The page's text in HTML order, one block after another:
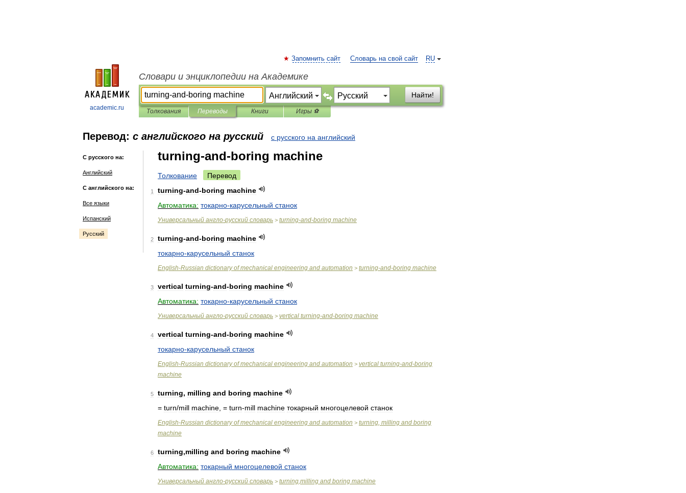
academic.ru
RU
Запомнить сайт Словарь на свой сайт
Словари и энциклопедии на Академике
Найти!
Толкования Переводы Книги Игры ⚽
Перевод: с английского на русский с русского на английский
С русского на:
Английский
С английского на:
Все языки
Испанский
Русский
turning-and-boring machine
Толкование Перевод
1 turning-and-boring machine
Автоматика: токарно-карусельный станок
Универсальный англо-русский словарь > turning-and-boring machine
2 turning-and-boring machine
токарно-карусельный станок
English-Russian dictionary of mechanical engineering and automation > turning-and-boring machine
3 vertical turning-and-boring machine
Автоматика: токарно-карусельный станок
Универсальный англо-русский словарь > vertical turning-and-boring machine
4 vertical turning-and-boring machine
токарно-карусельный станок
English-Russian dictionary of mechanical engineering and automation > vertical turning-and-boring
machine
5 turning, milling and boring machine
= turn/mill machine , = turn-mill machine токарный многоцелевой станок
English-Russian dictionary of mechanical engineering and automation > turning, milling and boring
machine
6 turning,milling and boring machine
Автоматика: токарный многоцелевой станок
Универсальный англо-русский словарь > turning,milling and boring machine